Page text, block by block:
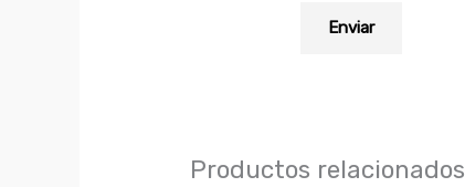
Productos relacionados